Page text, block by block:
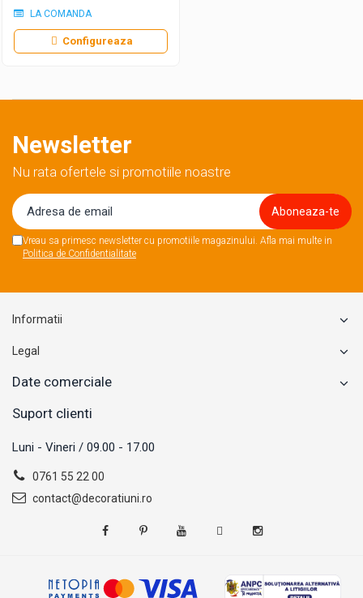
LA COMANDA
Configureaza
Newsletter
Nu rata ofertele si promotiile noastre
Vreau sa primesc newsletter cu promotiile magazinului. Afla mai multe in
Politica de Confidentialitate
Informatii
Legal
Date comerciale
Suport clienti
Luni - Vineri / 09.00 - 17.00
0761 55 22 00
contact@decoratiuni.ro